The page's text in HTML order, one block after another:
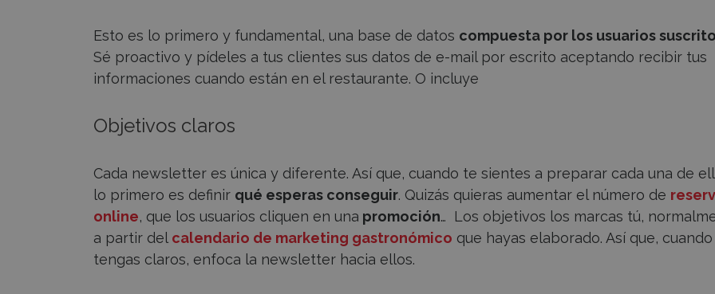
Esto es lo primero y fundamental, una base de datos compuesta por los usuarios
Sé proactivo y pídeles a tus clientes sus datos de e-mail por escrito aceptando recibir tus
informaciones cuando están en el restaurante. O incluye
Objetivos claros
Cada newsletter es única y diferente. Así que, cuando te sientes a preparar cada una de
lo primero es definir qué esperas conseguir. Quizás quieras aumentar el número de
online, que los usuarios cliquen en una promoción… Los objetivos los marcas tú,
a partir del calendario de marketing gastronómico que hayas elaborado. Así que,
tengas claros, enfoca la newsletter hacia ellos.